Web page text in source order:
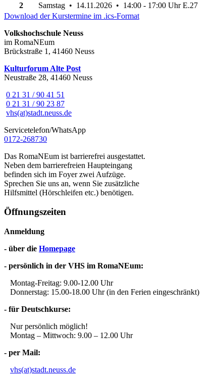
2
Samstag • 14.11.2026 • 14:00 - 17:00 Uhr E.27
Download der Kurstermine im .ics-Format
Volkshochschule Neuss
im RomaNEum
Brückstraße 1, 41460 Neuss
Kulturforum Alte Post
Neustraße 28, 41460 Neuss
0 21 31 / 90 41 51
0 21 31 / 90 23 87
vhs(at)stadt.neuss.de
Servicetelefon/WhatsApp
0172-268730
Das RomaNEum ist barrierefrei ausgestattet.
Neben dem barrierefreien Haupteingang
befinden sich im Foyer zwei Aufzüge.
Sprechen Sie uns an, wenn Sie zusätzliche
Hilfsmittel (Hörschleifen etc.) benötigen.
Öffnungszeiten
Anmeldung
- über die Homepage
- persönlich in der VHS im RomaNEum:
Montag-Freitag: 9.00-12.00 Uhr
Donnerstag: 15.00-18.00 Uhr (in den Ferien eingeschränkt)
- für Deutschkurse:
Nur persönlich möglich!
Montag – Mittwoch: 9.00 – 12.00 Uhr
- per Mail:
vhs(at)stadt.neuss.de